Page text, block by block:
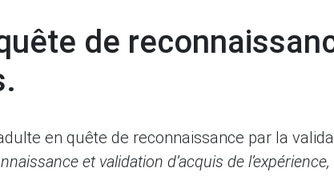
de
en quête de reconnaissance par la
et validation d’acquis de